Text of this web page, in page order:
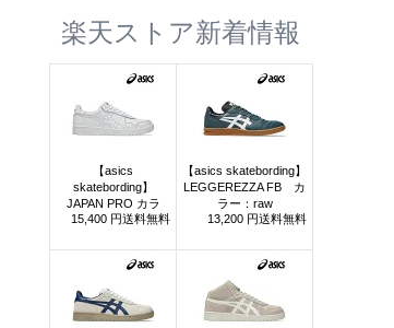
楽天ストア新着情報